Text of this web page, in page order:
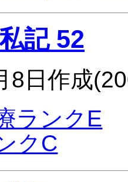
記 52
8日作成
ランクE
クC